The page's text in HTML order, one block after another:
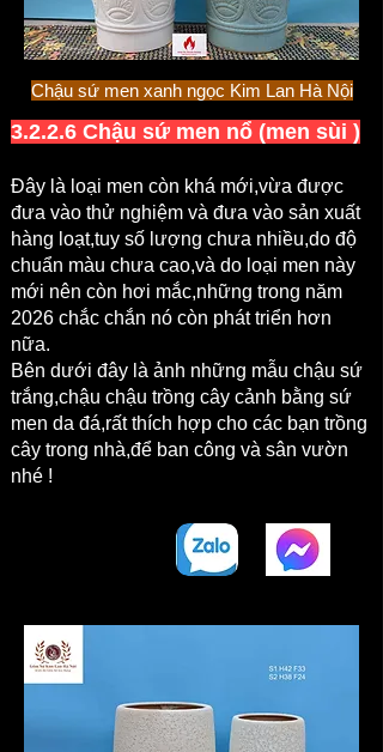
Chậu sứ men xanh ngọc Kim Lan Hà Nội
3.2.2.6 Chậu sứ men nổ (men sùi )
Đây là loại men còn khá mới,vừa được
đưa vào thử nghiệm và đưa vào sản xuất
hàng loạt,tuy số lượng chưa nhiều,do độ
chuẩn màu chưa cao,và do loại men này
mới nên còn hơi mắc,những trong năm
2026 chắc chắn nó còn phát triển hơn
nữa.
​Bên dưới đây là ảnh những mẫu chậu sứ
trắng,chậu chậu trồng cây cảnh bằng sứ
men da đá,rất thích hợp cho các bạn trồng
cây trong nhà,để ban công và sân vườn
nhé !